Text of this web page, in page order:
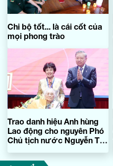
Chi bộ tốt... là cái cốt của
mọi phong trào
Trao danh hiệu Anh hùng
Lao động cho nguyên Phó
Chủ tịch nước Nguyễn Thị